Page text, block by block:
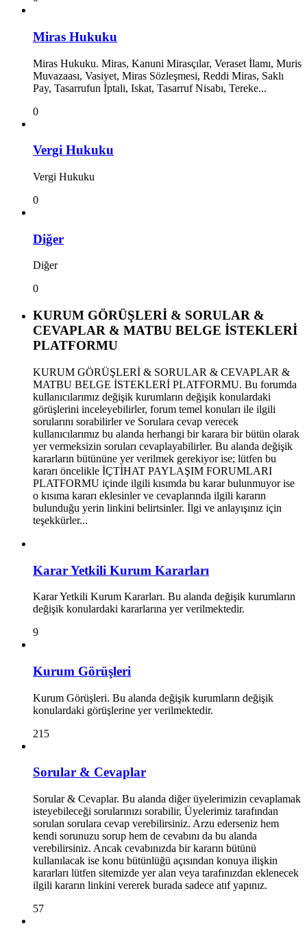
Miras Hukuku
Miras Hukuku. Miras, Kanuni Mirasçılar, Veraset İlamı, Muris
Muvazaası, Vasiyet, Miras Sözleşmesi, Reddi Miras, Saklı
Pay, Tasarrufun İptali, Iskat, Tasarruf Nisabı, Tereke...
0
Vergi Hukuku
Vergi Hukuku
0
Diğer
Diğer
0
KURUM GÖRÜŞLERİ & SORULAR &
CEVAPLAR & MATBU BELGE İSTEKLERİ
PLATFORMU
KURUM GÖRÜŞLERİ & SORULAR & CEVAPLAR &
MATBU BELGE İSTEKLERİ PLATFORMU. Bu forumda
kullanıcılarımız değişik kurumların değişik konulardaki
görüşlerini inceleyebilirler, forum temel konuları ile ilgili
sorularını sorabilirler ve Sorulara cevap verecek
kullanıcılarımız bu alanda herhangi bir karara bir bütün olarak
yer vermeksizin soruları cevaplayabilirler. Bu alanda değişik
kararların bütününe yer verilmek gerekiyor ise; lütfen bu
kararı öncelikle İÇTİHAT PAYLAŞIM FORUMLARI
PLATFORMU içinde ilgili kısımda bu karar bulunmuyor ise
o kısıma kararı eklesinler ve cevaplarında ilgili kararın
bulunduğu yerin linkini belirtsinler. İlgi ve anlayışınız için
teşekkürler...
Karar Yetkili Kurum Kararları
Karar Yetkili Kurum Kararları. Bu alanda değişik kurumların
değişik konulardaki kararlarına yer verilmektedir.
9
Kurum Görüşleri
Kurum Görüşleri. Bu alanda değişik kurumların değişik
konulardaki görüşlerine yer verilmektedir.
215
Sorular & Cevaplar
Sorular & Cevaplar. Bu alanda diğer üyelerimizin cevaplamak
isteyebileceği sorularınızı sorabilir, Üyelerimiz tarafından
sorulan sorulara cevap verebilirsiniz. Arzu ederseniz hem
kendi sorunuzu sorup hem de cevabını da bu alanda
verebilirsiniz. Ancak cevabınızda bir kararın bütünü
kullanılacak ise konu bütünlüğü açısından konuya ilişkin
kararları lütfen sitemizde yer alan veya tarafınızdan eklenecek
ilgili kararın linkini vererek burada sadece atıf yapınız.
57